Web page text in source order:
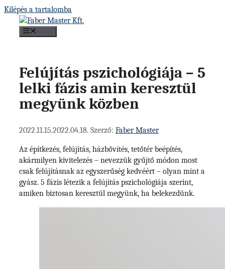
Kilépés a tartalomba
Felújítás pszichológiája – 5
lelki fázis amin keresztül
megyünk közben
2022.11.15.2022.04.18. Szerző: Faber Master
Az építkezés, felújítás, házbővítés, tetőtér beépítés,
akármilyen kivitelezés – nevezzük gyűjtő módon most
csak felújításnak az egyszerűség kedvéért – olyan mint a
gyász. 5 fázis létezik a felújítás pszichológiája szerint,
amiken biztosan keresztül megyünk, ha belekezdünk.